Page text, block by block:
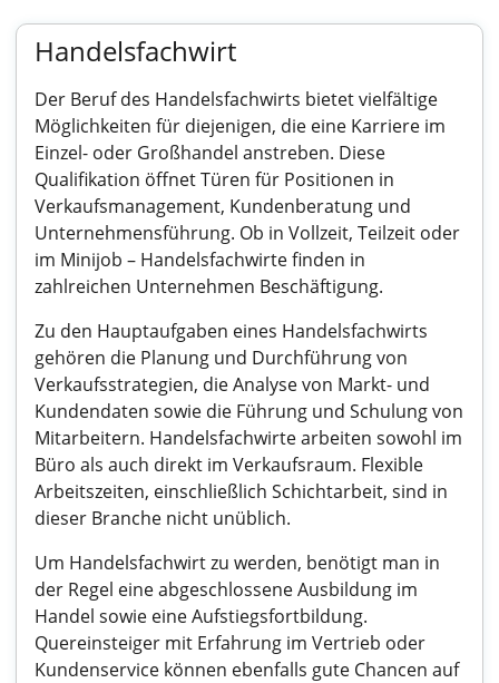
Handelsfachwirt
Der Beruf des Handelsfachwirts bietet vielfältige
Möglichkeiten für diejenigen, die eine Karriere im
Einzel- oder Großhandel anstreben. Diese
Qualifikation öffnet Türen für Positionen in
Verkaufsmanagement, Kundenberatung und
Unternehmensführung. Ob in Vollzeit, Teilzeit oder
im Minijob – Handelsfachwirte finden in
zahlreichen Unternehmen Beschäftigung.
Zu den Hauptaufgaben eines Handelsfachwirts
gehören die Planung und Durchführung von
Verkaufsstrategien, die Analyse von Markt- und
Kundendaten sowie die Führung und Schulung von
Mitarbeitern. Handelsfachwirte arbeiten sowohl im
Büro als auch direkt im Verkaufsraum. Flexible
Arbeitszeiten, einschließlich Schichtarbeit, sind in
dieser Branche nicht unüblich.
Um Handelsfachwirt zu werden, benötigt man in
der Regel eine abgeschlossene Ausbildung im
Handel sowie eine Aufstiegsfortbildung.
Quereinsteiger mit Erfahrung im Vertrieb oder
Kundenservice können ebenfalls gute Chancen auf